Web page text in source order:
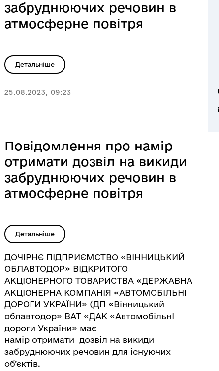
забруднюючих речовин в
атмосферне повітря
Детальніше
25.08.2023, 09:23
Повідомлення про намір
отримати дозвіл на викиди
забруднюючих речовин в
атмосферне повітря
Детальніше
ДОЧІРНЄ ПІДПРИЄМСТВО «ВІННИЦЬКИЙ
ОБЛАВТОДОР» ВІДКРИТОГО
АКЦІОНЕРНОГО ТОВАРИСТВА «ДЕРЖАВНА
АКЦІОНЕРНА КОМПАНІЯ «АВТОМОБІЛЬНІ
ДОРОГИ УКРАЇНИ» (ДП «Вінницький
облавтодор» ВАТ «ДАК «АвтомобільнІ
дороги України» має
намір отримати дозвіл на викиди
забруднюючих речовин для існуючих
об’єктів.